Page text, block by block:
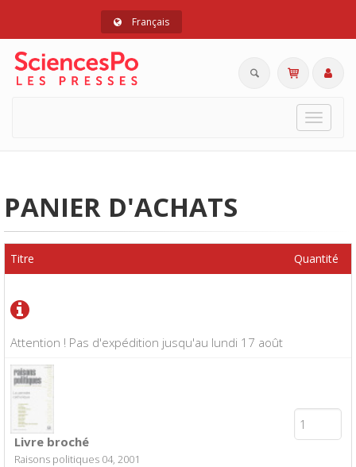
Français
Toggle
PANIER D'ACHATS
Attention ! Pas d'expédition jusqu'au lundi 17 août
Titre Quantité
Livre broché
Raisons politiques 04, 2001